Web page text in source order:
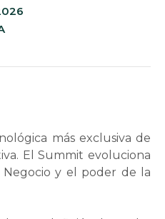
más exclusiva de
El Summit evoluciona
Negocio y el poder de la